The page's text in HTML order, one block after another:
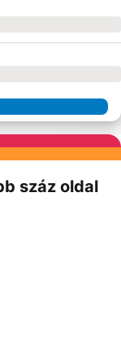
száz oldal